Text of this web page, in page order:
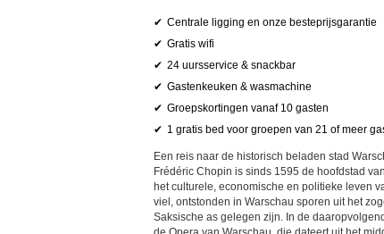
Centrale ligging en onze besteprijsgarantie
Gratis wifi
24 uursservice & snackbar
Gastenkeuken & wasmachine
Groepskortingen vanaf 10 gasten
1 gratis bed voor groepen van 21 of meer
Een reis naar de historisch beladen stad
Frédéric Chopin is sinds 1595 de hoofdstad
het culturele, economische en politieke leven
viel, ontstonden in Warschau sporen uit het
Saksische as gelegen zijn. In de